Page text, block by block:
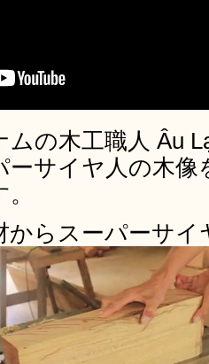
ムの木工職人 Âu
ーサイヤ人の木
からスーパーサ